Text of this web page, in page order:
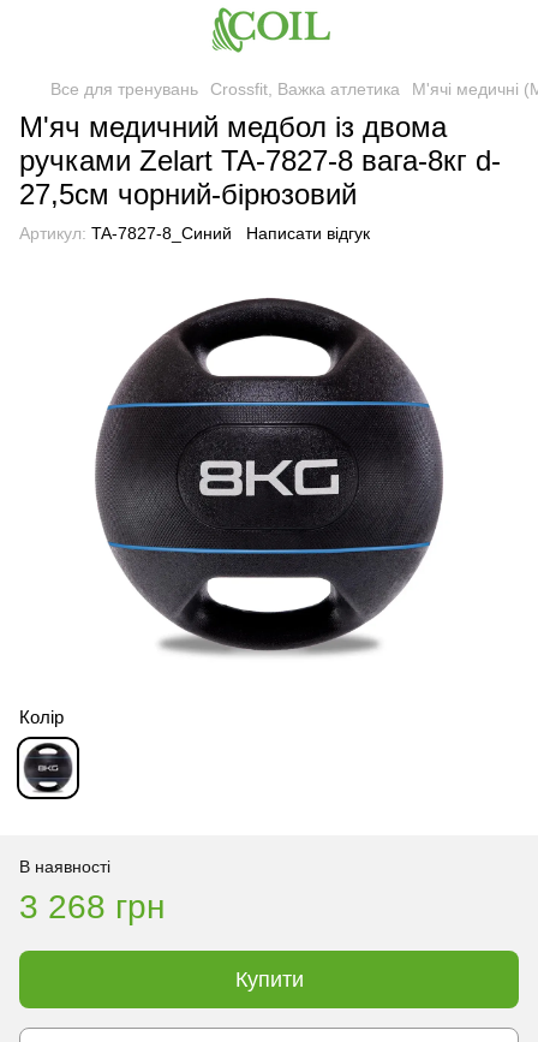
Все для тренувань Crossfit, Важка атлетика М'ячі медичні
М'яч медичний медбол із двома
ручками Zelart TA-7827-8 вага-8кг d-
27,5см чорний-бірюзовий
Артикул: TA-7827-8_Синий Написати відгук
Колір
В наявності
3 268 грн
Купити